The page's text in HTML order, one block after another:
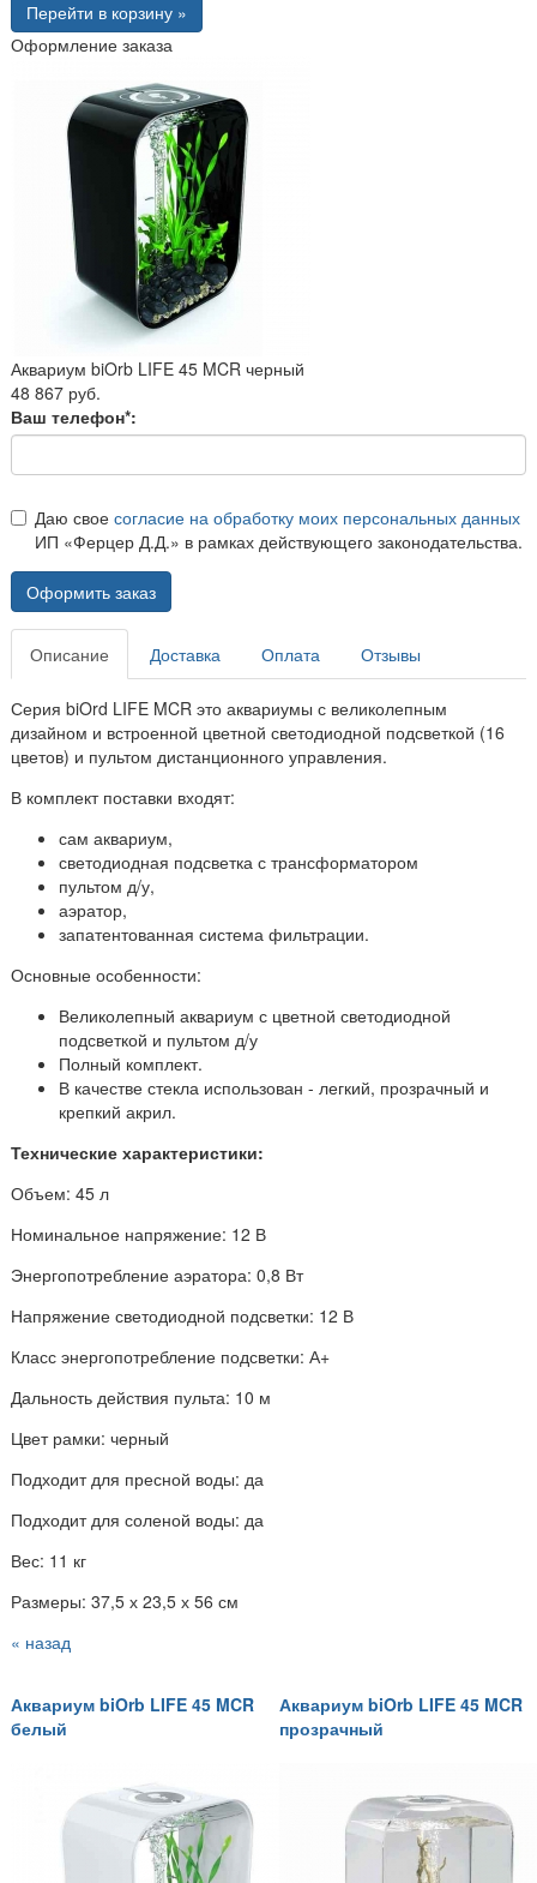
Перейти в корзину »
Оформление заказа
Аквариум biOrb LIFE 45 MCR черный
48 867 руб.
Ваш телефон*:
Даю свое согласие на обработку моих персональных данных
ИП «Ферцер Д.Д.» в рамках действующего законодательства.
Оформить заказ
Описание Доставка Оплата Отзывы
Серия biOrd LIFE MCR это аквариумы с великолепным
дизайном и встроенной цветной светодиодной подсветкой (16
цветов) и пультом дистанционного управления.
В комплект поставки входят:
сам аквариум,
светодиодная подсветка с трансформатором
пультом д/у,
аэратор,
запатентованная система фильтрации.
Основные особенности:
Великолепный аквариум с цветной светодиодной
подсветкой и пультом д/у
Полный комплект.
В качестве стекла использован - легкий, прозрачный и
крепкий акрил.
Технические характеристики:
Объем: 45 л
Номинальное напряжение: 12 В
Энергопотребление аэратора: 0,8 Вт
Напряжение светодиодной подсветки: 12 В
Класс энергопотребление подсветки: А+
Дальность действия пульта: 10 м
Цвет рамки: черный
Подходит для пресной воды: да
Подходит для соленой воды: да
Вес: 11 кг
Размеры: 37,5 х 23,5 х 56 см
« назад
Аквариум biOrb LIFE 45 MCR
белый
Аквариум biOrb LIFE 45 MCR
прозрачный